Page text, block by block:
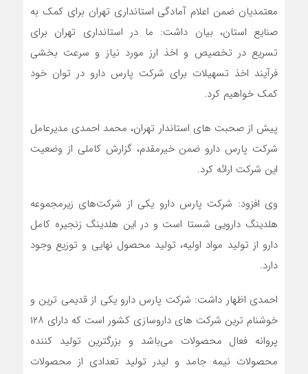
معتمدیان ضمن اعلام آمادگی استانداری تهران برای کمک به
صنایع استان، بیان داشت: ما در استانداری تهران برای
تسریع در تخصیص و اخذ ارز مورد نیاز و سرعت بخشی
فرآیند اخذ تسهیلات برای شرکت پارس دارو در توان خود
کمک خواهیم کرد.
پیش از صحبت های استاندار تهران، محمد احمدی مدیرعامل
شرکت پارس دارو ضمن خیرمقدم، گزارش کاملی از وضعیت
این شرکت ارائه کرد.
وی افزود: شرکت پارس دارو یکی از شرکت‌های زیرمجموعه
هلدینگ دارویی شستا است و در این هلدینگ زنجیره کامل
دارو از تولید مواد اولیه، تولید محصول نهایی و توزیع وجود
دارد.
احمدی اظهار داشت: شرکت پارس دارو یکی از قدیمی ترین و
خوشنام ترین شرکت های داروسازی کشور است که دارای ۱۲۸
پروانه فعال محصولات می‌باشد و بزرگترین تولید کننده
محصولات نیمه جامد و لیدر تولید تعدادی از محصولات